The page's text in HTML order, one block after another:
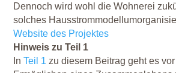
Dennoch wird wohl die Wohnerei
solches
Website des Projektes
Hinweis zu Teil 1
InTeil 1 zu diesem Beitrag geht es